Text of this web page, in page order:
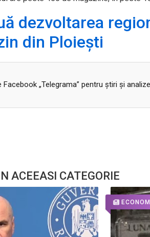
dezvoltarea
din Ploiești
Facebook „Telegrama” pentru ştiri şi
ACEEASI CATEGORIE